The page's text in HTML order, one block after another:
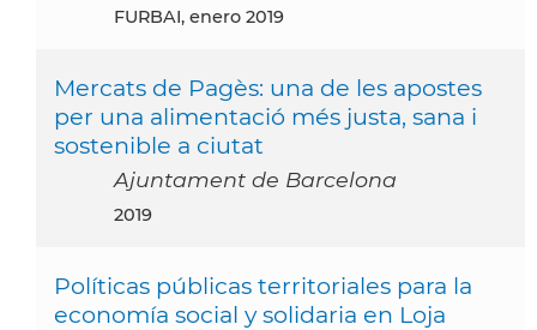
FURBAI, enero 2019
Mercats de Pagès: una de les apostes
per una alimentació més justa, sana i
sostenible a ciutat
Ajuntament de Barcelona
2019
Políticas públicas territoriales para la
economía social y solidaria en Loja